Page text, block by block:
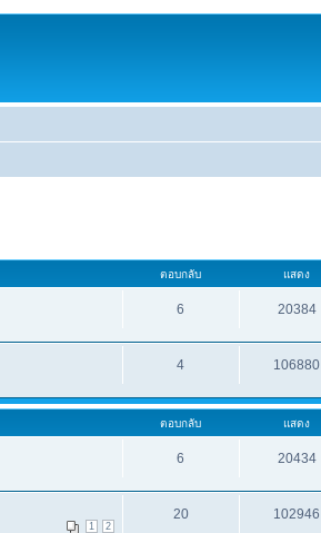
ตอบกลับ แสดง
6 20384
4 106880
ตอบกลับ แสดง
6 20434
1 2
20 102946